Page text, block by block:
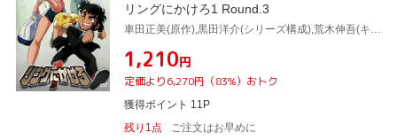
リングにかけろ1 Round.3
車田正美(原作),黒田洋介(シリーズ構成),荒木伸吾(キャラクターデザイン),高嶺竜児:森田成一,高嶺菊:田中理恵,剣崎順:置鮎龍太郎,香取石松:草尾毅,志那虎一城:石川英郎
¥1,210円
定価より6,270円（83%）おトク
獲得ポイント 11P
残り1点
ご注文はお早めに